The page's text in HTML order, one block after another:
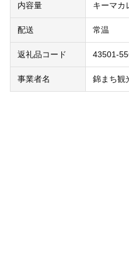
内容量 キーマカ
配送 常温
返礼品コード 43501-
事業者名 錦まち観